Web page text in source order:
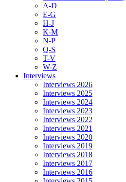
A-D
E-G
H-J
K-M
N-P
Q-S
T-V
W-Z
Interviews
Interviews 2026
Interviews 2025
Interviews 2024
Interviews 2023
Interviews 2022
Interviews 2021
Interviews 2020
Interviews 2019
Interviews 2018
Interviews 2017
Interviews 2016